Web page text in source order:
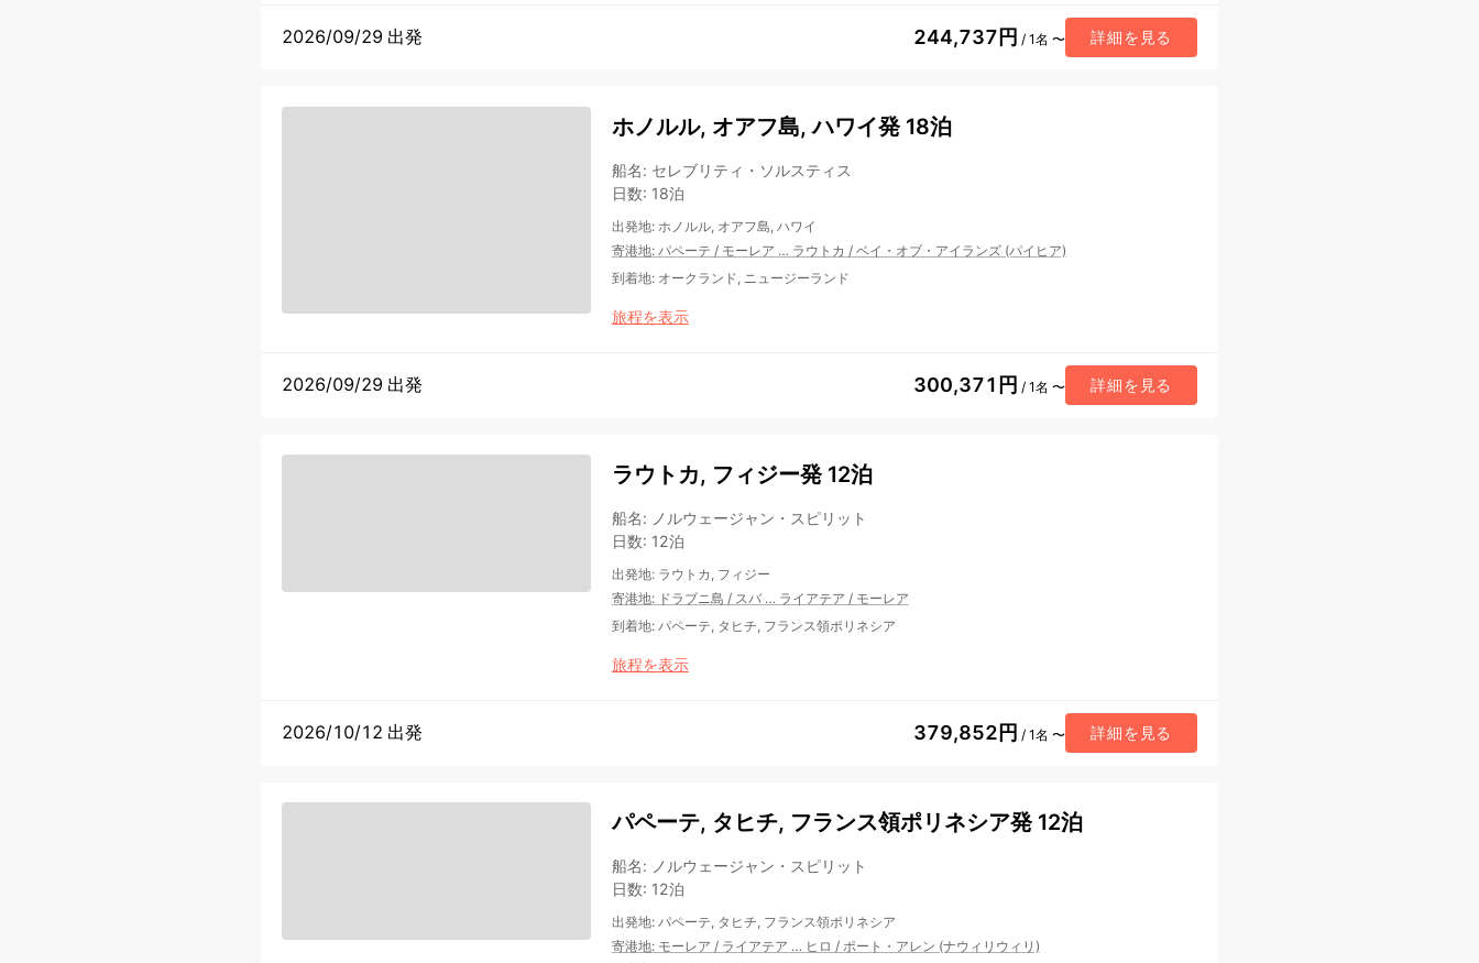
2026/09/29 出発 244,737円 / 1名 〜 詳細を見る
ホノルル, オアフ島, ハワイ発 18泊
船名: セレブリティ・ソルスティス
日数: 18泊
出発地: ホノルル, オアフ島, ハワイ
寄港地: パペーテ / モーレア … ラウトカ / ベイ・オブ・アイランズ (パイヒア)
到着地: オークランド, ニュージーランド
旅程を表示
2026/09/29 出発 300,371円 / 1名 〜 詳細を見る
ラウトカ, フィジー発 12泊
船名: ノルウェージャン・スピリット
日数: 12泊
出発地: ラウトカ, フィジー
寄港地: ドラブニ島 / スバ… ライアテア / モーレア
到着地: パペーテ, タヒチ, フランス領ポリネシア
旅程を表示
2026/10/12 出発 379,852円 / 1名 〜 詳細を見る
パペーテ, タヒチ, フランス領ポリネシア発 12泊
船名: ノルウェージャン・スピリット
日数: 12泊
出発地: パペーテ, タヒチ, フランス領ポリネシア
寄港地: モーレア / ライアテア … ヒロ / ポート・アレン (ナウィリウィリ)